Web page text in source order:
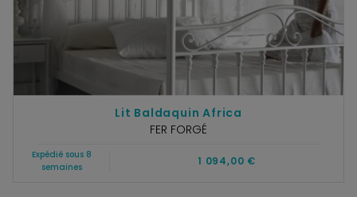
Lit Baldaquin Africa
FER FORGÉ
Expédié sous 8
semaines
1 094,00 €